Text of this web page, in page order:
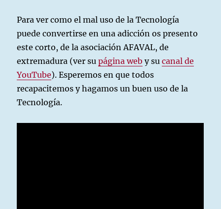
Para ver como el mal uso de la Tecnología
puede convertirse en una adicción os presento
este corto, de la asociación AFAVAL, de
extremadura (ver supágina web y sucanal de
YouTube). Esperemos en que todos
recapacitemos y hagamos un buen uso de la
Tecnología.